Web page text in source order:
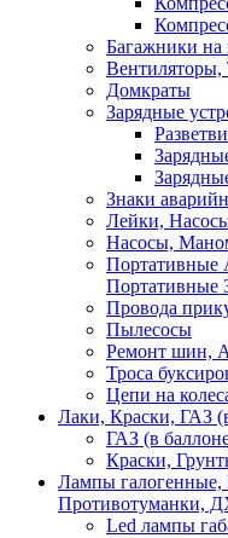
Багажники
Вентиляторы,
Домкраты
Зарядные
Знаки
Лейки,
Насосы,
Портативные
Портативные
Провода
Пылесосы
Ремонт шин,
Троса
Цепи на
Лаки, Краски, ГАЗ
ГАЗ (в
Краски,
Лампы галогенные,
Противотуманки,
Led лампы